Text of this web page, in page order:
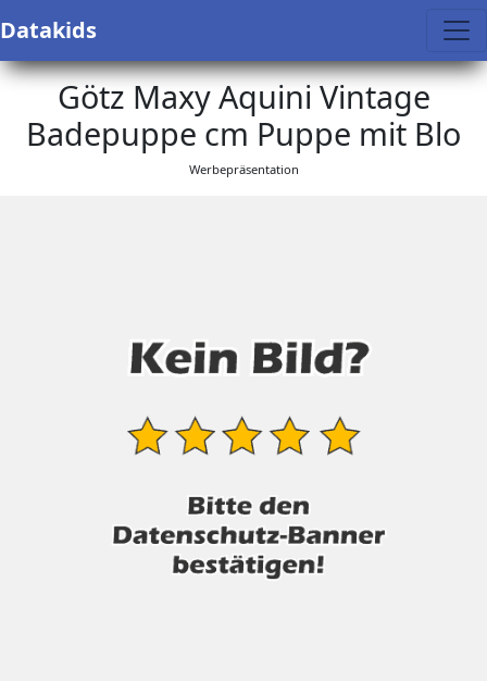
Datakids
Götz Maxy Aquini Vintage
Badepuppe cm Puppe mit Blo
Werbepräsentation